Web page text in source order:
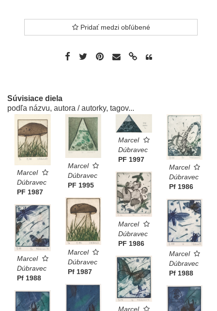
Pridať medzi obľúbené
Súvisiace diela
podľa názvu, autora / autorky, tagov...
Marcel
Dúbravec
PF 1987
Marcel
Dúbravec
PF 1995
Marcel
Dúbravec
PF 1997
Marcel
Dúbravec
Pf 1986
Marcel
Dúbravec
PF 1986
Marcel
Dúbravec
Pf 1987
Marcel
Dúbravec
Pf 1988
Marcel
Dúbravec
Pf 1988
Marcel